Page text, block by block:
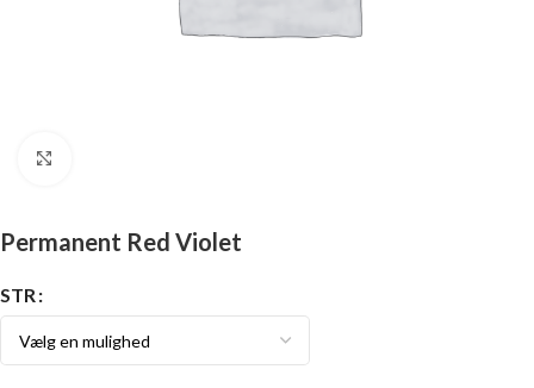
Permanent Red Violet
STR